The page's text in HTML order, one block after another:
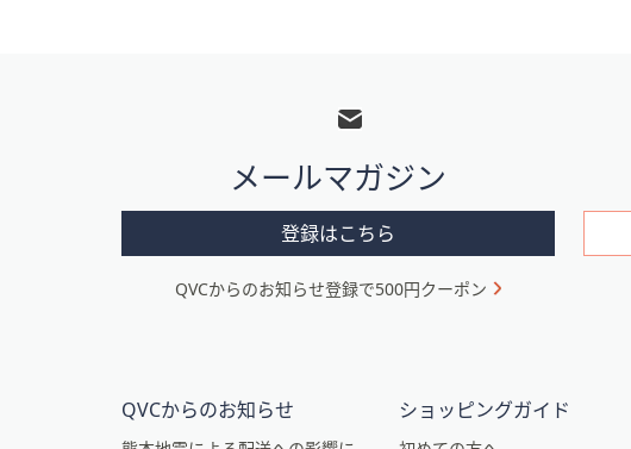
メールマガジン
登録はこちら
QVCからのお知らせ登録で500円クーポン
QVCからのお知らせ ショッピングガイド